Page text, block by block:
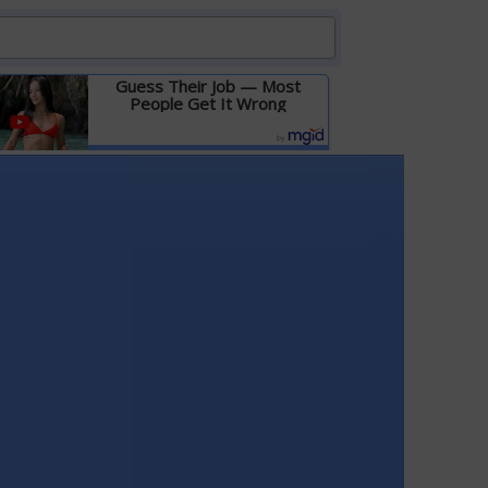
Guess Their Job — Most
People Get It Wrong
Детальніше